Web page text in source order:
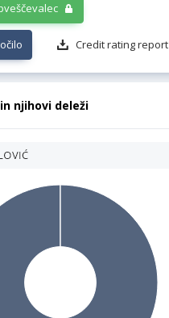
Credit rating report
njihovi deleži